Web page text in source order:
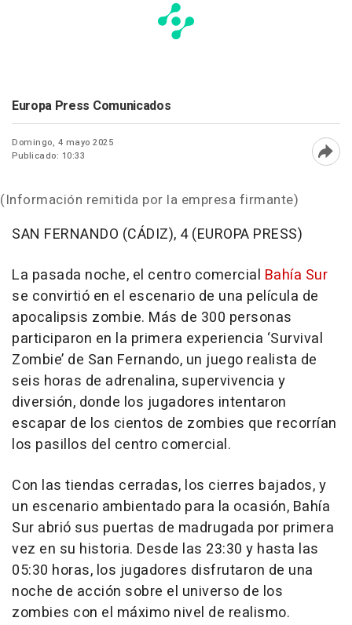
Europa Press Comunicados
Domingo, 4 mayo 2025
Publicado: 10:33
(Información remitida por la empresa firmante)
SAN FERNANDO (CÁDIZ), 4 (EUROPA PRESS)
La pasada noche, el centro comercial Bahía Sur
se convirtió en el escenario de una película de
apocalipsis zombie. Más de 300 personas
participaron en la primera experiencia ‘Survival
Zombie’ de San Fernando, un juego realista de
seis horas de adrenalina, supervivencia y
diversión, donde los jugadores intentaron
escapar de los cientos de zombies que recorrían
los pasillos del centro comercial.
Con las tiendas cerradas, los cierres bajados, y
un escenario ambientado para la ocasión, Bahía
Sur abrió sus puertas de madrugada por primera
vez en su historia. Desde las 23:30 y hasta las
05:30 horas, los jugadores disfrutaron de una
noche de acción sobre el universo de los
zombies con el máximo nivel de realismo.